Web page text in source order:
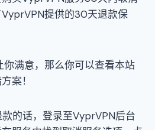
提供的30天退款保
满意，那么你可以查看本站
案！
的话，登录至VyprVPN后台